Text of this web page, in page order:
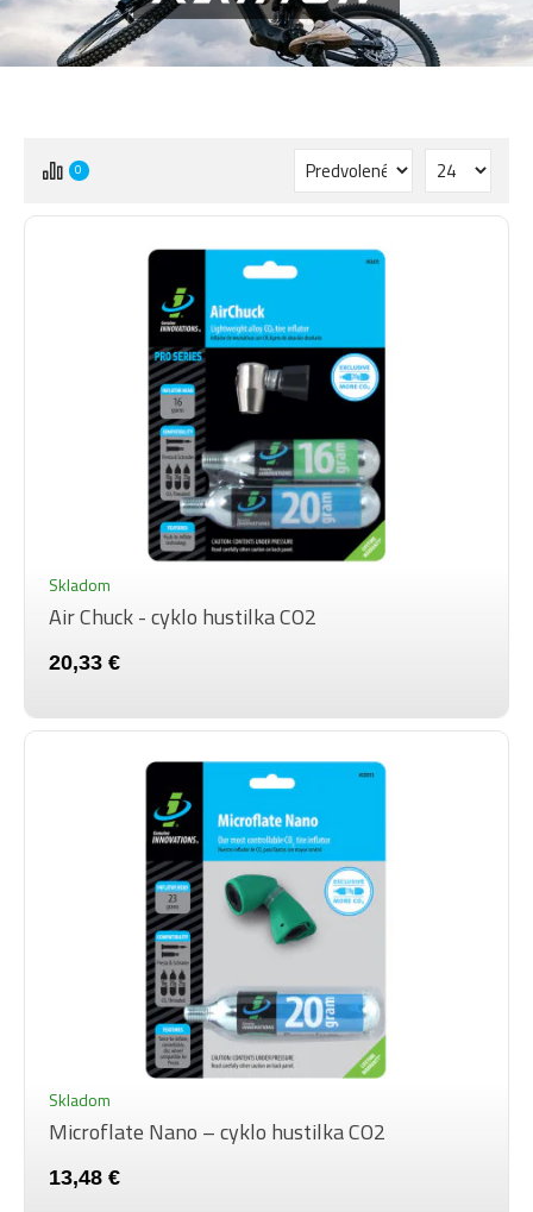
0
Skladom
Air Chuck - cyklo hustilka CO2
20,33 €
Skladom
Microflate Nano – cyklo hustilka CO2
13,48 €